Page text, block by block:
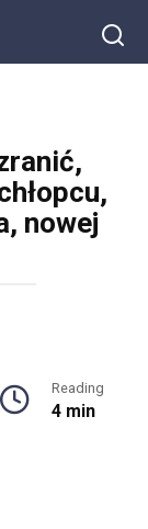
nowej
Reading
4 min